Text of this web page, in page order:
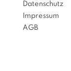
Datenschutz
Impressum
AGB